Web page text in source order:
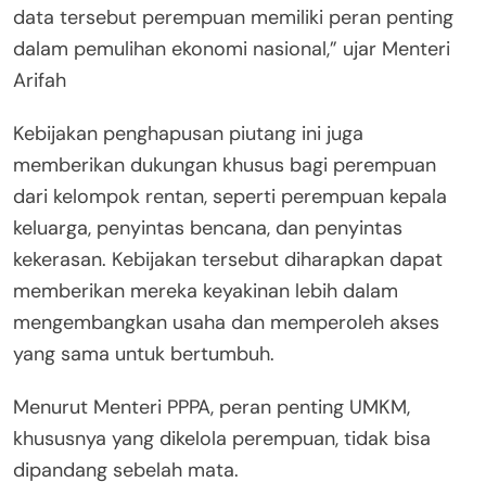
data tersebut perempuan memiliki peran penting
dalam pemulihan ekonomi nasional,” ujar Menteri
Arifah
Kebijakan penghapusan piutang ini juga
memberikan dukungan khusus bagi perempuan
dari kelompok rentan, seperti perempuan kepala
keluarga, penyintas bencana, dan penyintas
kekerasan. Kebijakan tersebut diharapkan dapat
memberikan mereka keyakinan lebih dalam
mengembangkan usaha dan memperoleh akses
yang sama untuk bertumbuh.
Menurut Menteri PPPA, peran penting UMKM,
khususnya yang dikelola perempuan, tidak bisa
dipandang sebelah mata.